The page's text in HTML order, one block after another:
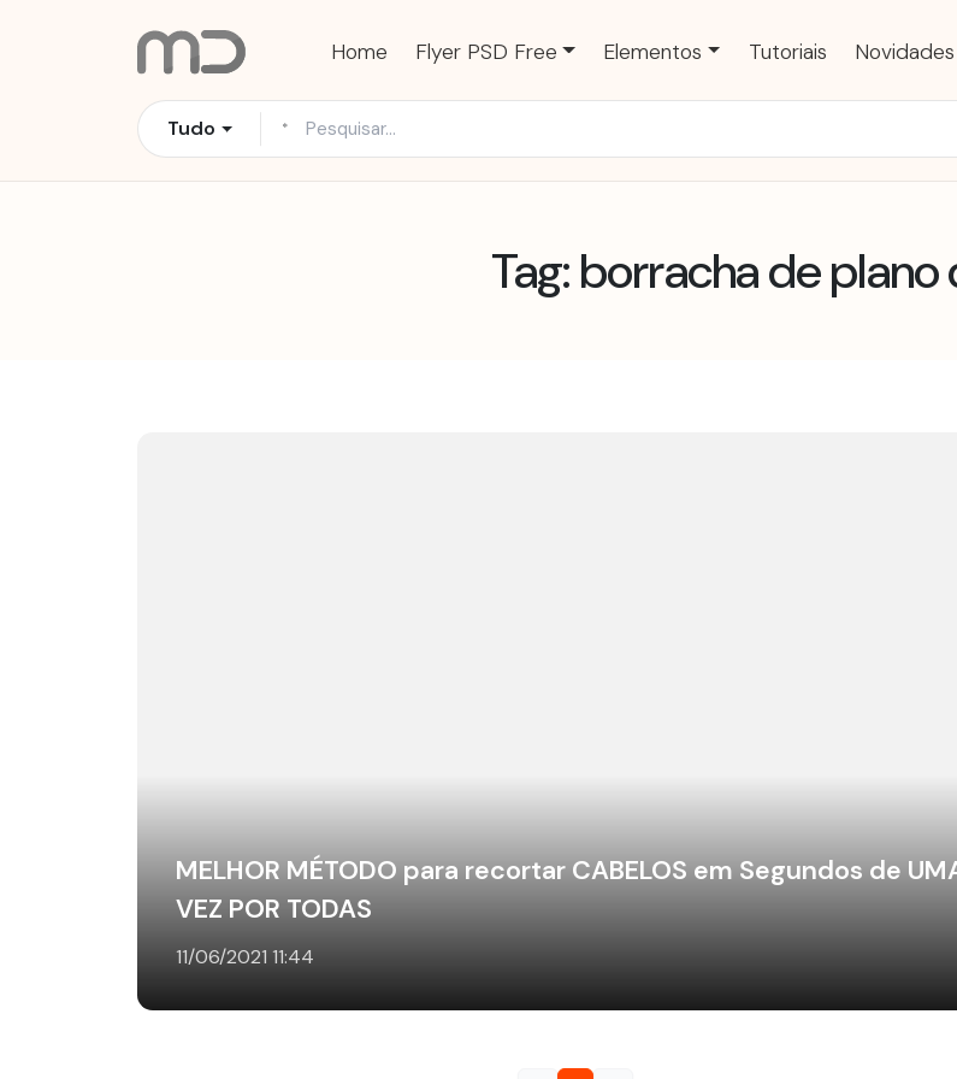
Home Flyer PSD Free Elementos Tutoriais Novidades
Tudo
Tag: borracha de
MELHOR MÉTODO para recortar CABELOS em Segundos de
VEZ POR TODAS
11/06/2021 11:44